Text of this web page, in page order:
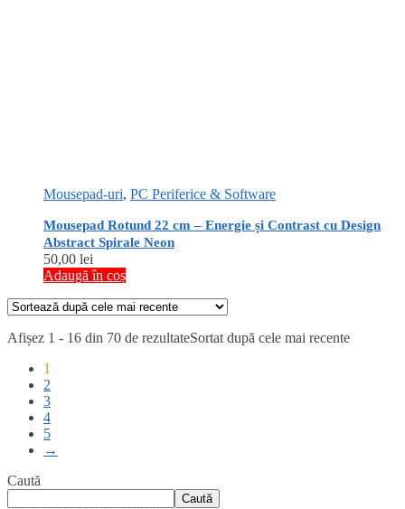
Mousepad-uri, PC Periferice & Software
Mousepad Rotund 22 cm – Energie și Contrast cu Design
Abstract Spirale Neon
50,00 lei
Adaugă în coș
Afișez 1 - 16 din 70 de rezultateSortat după cele mai recente
1
2
3
4
5
→
Caută
Caută